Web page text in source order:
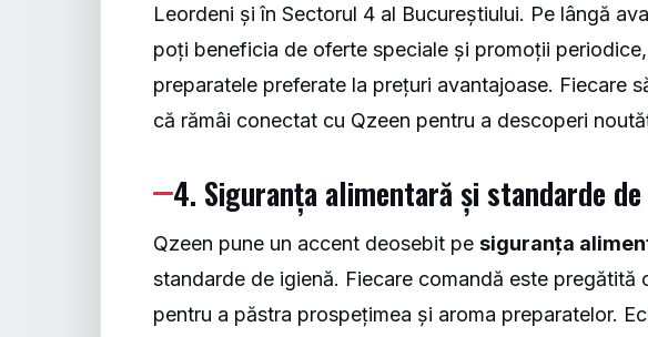
Leordeni și în Sectorul 4 al Bucureștiului. Pe lângă
poți beneficia de oferte speciale și promoții
preparatele preferate la prețuri avantajoase. Fiecare
că rămâi conectat cu Qzeen pentru a descoperi
4. Siguranța alimentară și standarde
Qzeen pune un accent deosebit pesiguranța
standarde de igienă. Fiecare comandă este pregătită
pentru a păstra prospețimea și aroma preparatelor.